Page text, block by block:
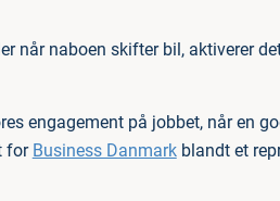
når naboen skifter bil, aktiverer
engagement på jobbet, når en
for Business Danmarkblandt et